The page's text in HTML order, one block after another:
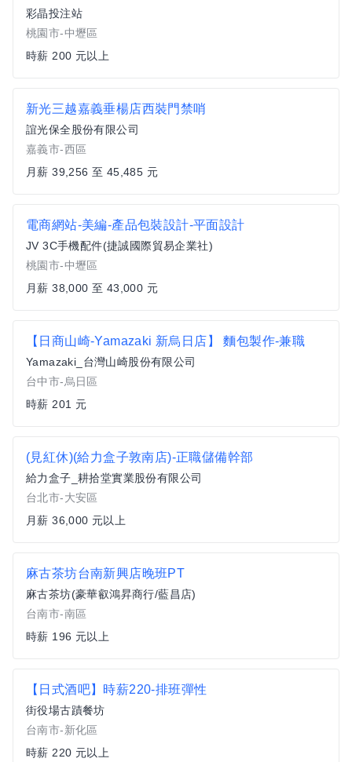
彩晶投注站
桃園市-中壢區
時薪 200 元以上
新光三越嘉義垂楊店西裝門禁哨
誼光保全股份有限公司
嘉義市-西區
月薪 39,256 至 45,485 元
電商網站-美編-產品包裝設計-平面設計
JV 3C手機配件(捷誠國際貿易企業社)
桃園市-中壢區
月薪 38,000 至 43,000 元
【日商山崎-Yamazaki 新烏日店】 麵包製作-兼職
Yamazaki_台灣山崎股份有限公司
台中市-烏日區
時薪 201 元
(見紅休)(給力盒子敦南店)-正職儲備幹部
給力盒子_耕拾堂實業股份有限公司
台北市-大安區
月薪 36,000 元以上
麻古茶坊台南新興店晚班PT
麻古茶坊(豪華叡鴻昇商行/藍昌店)
台南市-南區
時薪 196 元以上
【日式酒吧】時薪220-排班彈性
街役場古蹟餐坊
台南市-新化區
時薪 220 元以上